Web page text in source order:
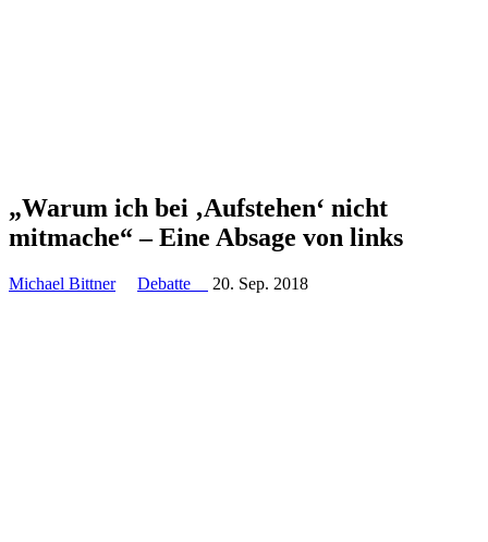
„Warum ich bei ‚Aufstehen‘ nicht
mitmache“ – Eine Absage von links
Michael Bittner Debatte 20. Sep. 2018